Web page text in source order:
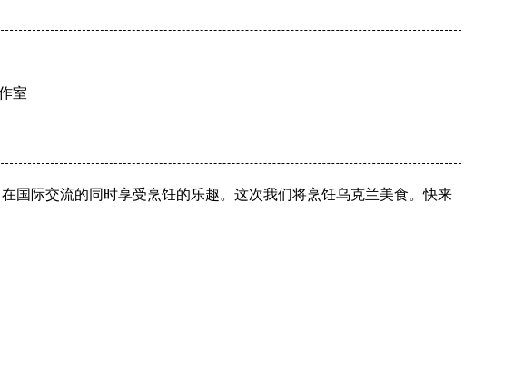
室
国际交流的同时享受烹饪的乐趣。这次我们将烹饪乌克兰美食。快来